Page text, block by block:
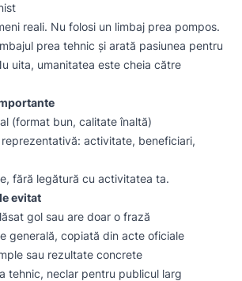
reali. Nu folosi un limbaj prea pompos.
prea tehnic și arată pasiunea pentru
uita, umanitatea este cheia către
bun, calitate înaltă)
activitate, beneficiari,
fără legătură cu activitatea ta.
evitat
gol sau are doar o frază
copiată din acte oficiale
sau rezultate concrete
neclar pentru publicul larg